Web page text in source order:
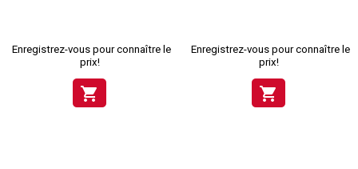
Enregistrez-vous pour connaître le
prix!
shopping_cart
Enregistrez-vous pour connaître le
prix!
shopping_cart